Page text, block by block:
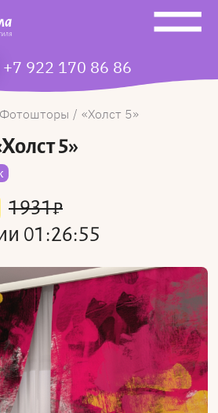
+7 922 170 86 86
Фотошторы Холст 5
5»
1931₽
01:26:55